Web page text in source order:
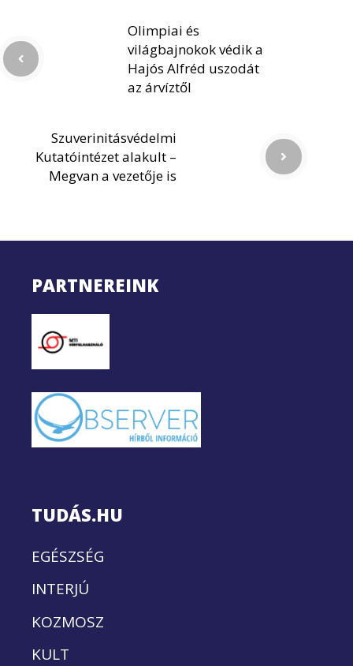
Olimpiai és
világbajnokok védik a
Hajós Alfréd uszodát
az árvíztől
Szuverinitásvédelmi
Kutatóintézet alakult –
Megvan a vezetője is
PARTNEREINK
TUDÁS.HU
EGÉSZSÉG
INTERJÚ
KOZMOSZ
KULT